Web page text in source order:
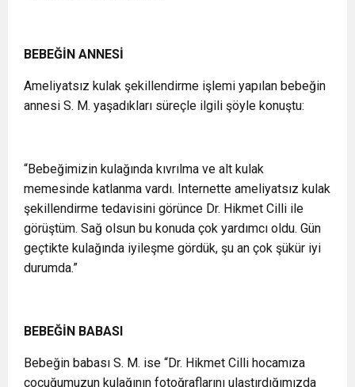
BEBEĞİN ANNESİ
Ameliyatsız kulak şekillendirme işlemi yapılan bebeğin
annesi S. M. yaşadıkları süreçle ilgili şöyle konuştu:
“Bebeğimizin kulağında kıvrılma ve alt kulak
memesinde katlanma vardı. Internette ameliyatsız kulak
şekillendirme tedavisini görünce Dr. Hikmet Cilli ile
görüştüm. Sağ olsun bu konuda çok yardımcı oldu. Gün
geçtikte kulağında iyileşme gördük, şu an çok şükür iyi
durumda.”
BEBEĞİN BABASI
Bebeğin babası S. M. ise “Dr. Hikmet Cilli hocamıza
çocuğumuzun kulağının fotoğraflarını ulaştırdığımızda